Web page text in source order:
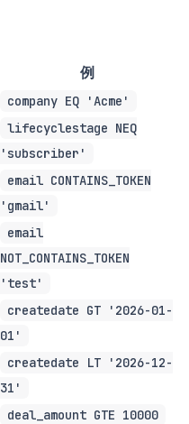
例
company EQ 'Acme'
lifecyclestage NEQ
'subscriber'
email CONTAINS_TOKEN
'gmail'
email
NOT_CONTAINS_TOKEN
'test'
createdate GT '2026-01-
01'
createdate LT '2026-12-
31'
deal_amount GTE 10000